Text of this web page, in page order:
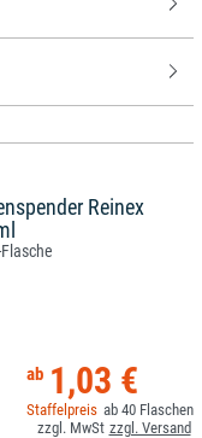
Reinex
1,03 €
40